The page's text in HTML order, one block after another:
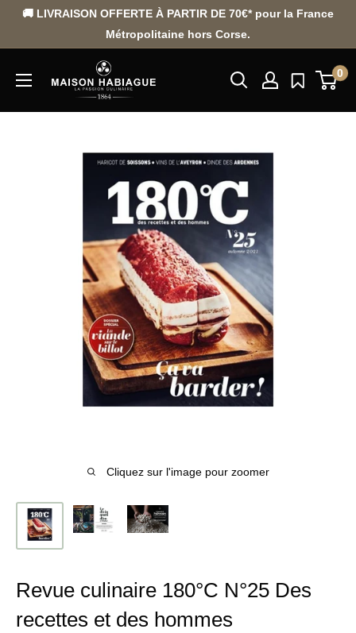
Passer🚚 LIVRAISON OFFERTE À PARTIR DE 70€* pour la France
Métropolitaine hors Corse.
0
Cliquez sur l'image pour zoomer
Revue culinaire 180°C N°25 Des
recettes et des hommes